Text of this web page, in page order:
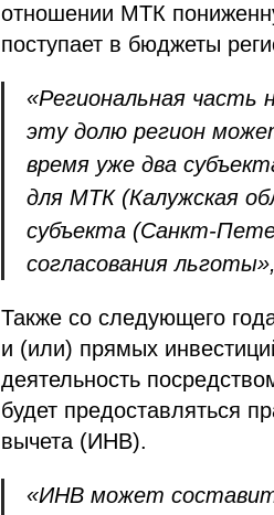
отношении МТК
поступает в бюджеты
«Региональная часть
эту долю регион
время уже два
для МТК (Калужская
субъекта (Санкт-
согласования
Также со следующего
и (или) прямых
деятельность
будет предоставляться
вычета (ИНВ).
«ИНВ может